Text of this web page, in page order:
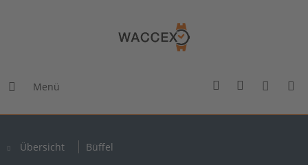
Menü
Übersicht Büffel